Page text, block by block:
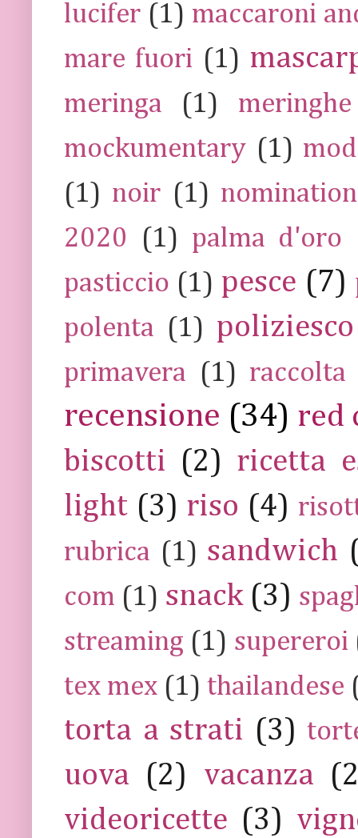
lucifer (1) maccaroni
mare fuori (1)
meringa (1)
meringhe
mockumentary (1)
(1) noir (1)
2020
(1) palma d'oro
pasticcio (1) pesce (7)
polenta (1) poliziesco
primavera (1) raccolta
recensione (34) red
biscotti (2) ricetta
light (3) riso (4)
rubrica (1) sandwich
com (1) snack (3)
streaming (1) supereroi
tex mex (1) thailandese
torta a strati (3)
uova (2) vacanza
videoricette (3)